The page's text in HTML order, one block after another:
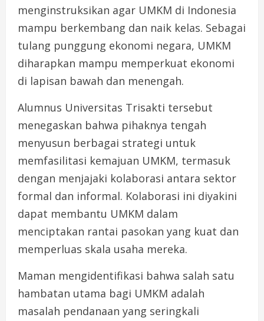
menginstruksikan agar UMKM di Indonesia
mampu berkembang dan naik kelas. Sebagai
tulang punggung ekonomi negara, UMKM
diharapkan mampu memperkuat ekonomi
di lapisan bawah dan menengah.
Alumnus Universitas Trisakti tersebut
menegaskan bahwa pihaknya tengah
menyusun berbagai strategi untuk
memfasilitasi kemajuan UMKM, termasuk
dengan menjajaki kolaborasi antara sektor
formal dan informal. Kolaborasi ini diyakini
dapat membantu UMKM dalam
menciptakan rantai pasokan yang kuat dan
memperluas skala usaha mereka.
Maman mengidentifikasi bahwa salah satu
hambatan utama bagi UMKM adalah
masalah pendanaan yang seringkali